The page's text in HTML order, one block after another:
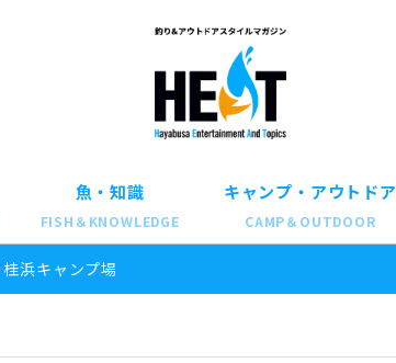
魚・知識
FISH＆KNOWLEDGE
キャンプ・アウトドア
CAMP＆OUTDOOR
桂浜キャンプ場